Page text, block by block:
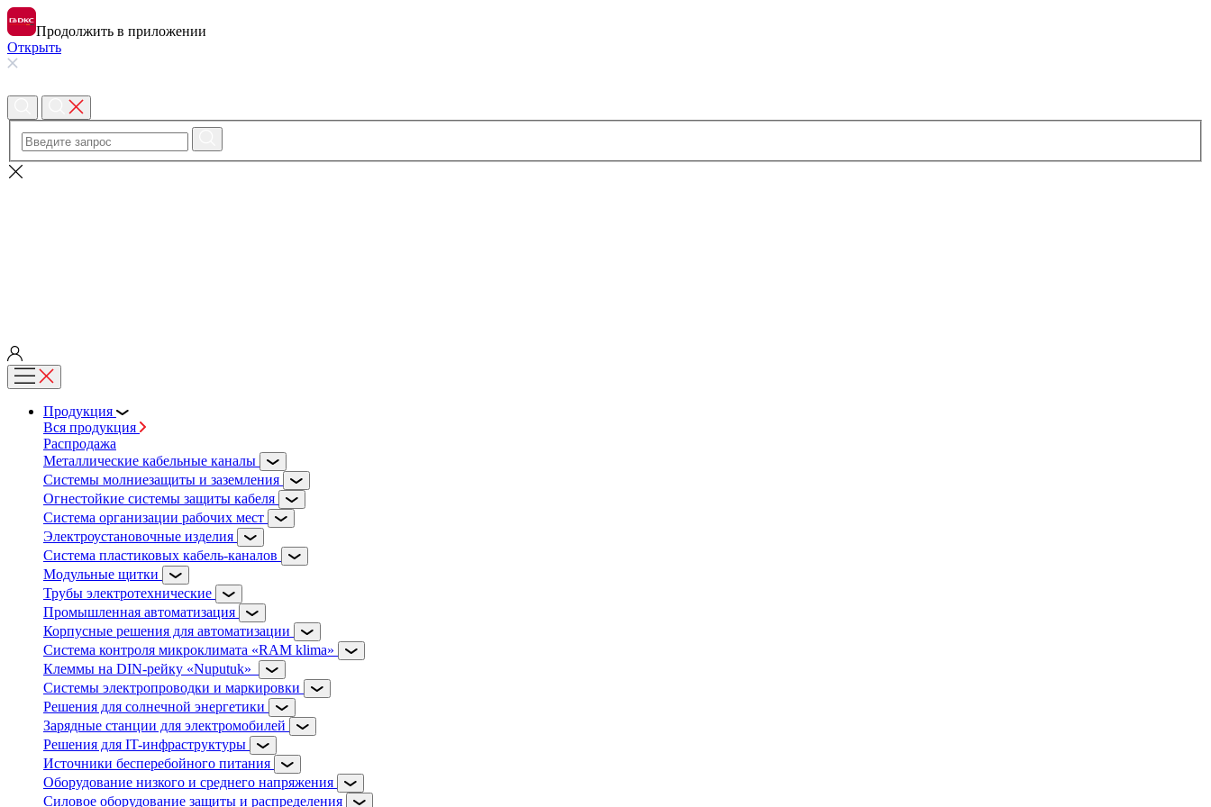
Продолжить в приложении
Открыть
Продукция
Вся продукция
Распродажа
Металлические кабельные каналы
Системы молниезащиты и заземления
Огнестойкие системы защиты кабеля
Система организации рабочих мест
Электроустановочные изделия
Система пластиковых кабель-каналов
Модульные щитки
Трубы электротехнические
Промышленная автоматизация
Корпусные решения для автоматизации
Система контроля микроклимата «RAM klima»
Клеммы на DIN-рейку «Nuputuk»
Системы электропроводки и маркировки
Решения для солнечной энергетики
Зарядные станции для электромобилей
Решения для IT-инфраструктуры
Источники бесперебойного питания
Оборудование низкого и среднего напряжения
Силовое оборудование защиты и распределения